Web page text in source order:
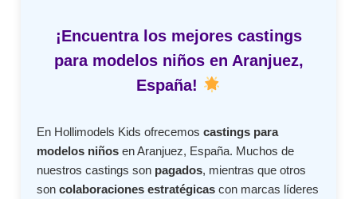
¡Encuentra los mejores castings
para modelos niños en Aranjuez,
España!
En Hollimodels Kids ofrecemoscastings para
modelos niños en Aranjuez, España. Muchos de
nuestros castings son pagados, mientras que otros
soncolaboraciones estratégicas con marcas líderes